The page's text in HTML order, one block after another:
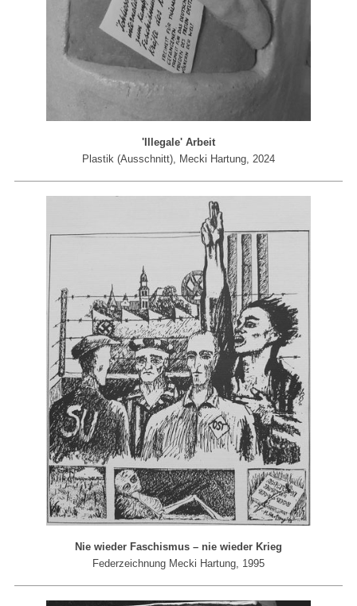
'Illegale' Arbeit
Plastik (Ausschnitt), Mecki Hartung, 2024
Nie wieder Faschismus – nie wieder Krieg
Federzeichnung Mecki Hartung, 1995